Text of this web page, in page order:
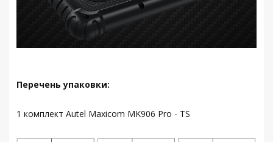
Перечень упаковки:
1 комплект Autel Maxicom MK906 Pro - TS